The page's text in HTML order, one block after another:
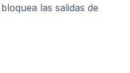
las salidas de